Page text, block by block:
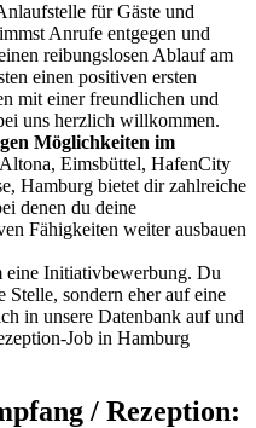
für Gäste und
Anrufe entgegen und
reibungslosen Ablauf am
einen positiven ersten
mit einer freundlichen und
uns herzlich willkommen.
Möglichkeiten im
Eimsbüttel, HafenCity
Hamburg bietet dir zahlreiche
denen du deine
Fähigkeiten weiter ausbauen
eine Initiativbewerbung. Du
sondern eher auf eine
in unsere Datenbank auf und
Job in Hamburg
/ Rezeption: